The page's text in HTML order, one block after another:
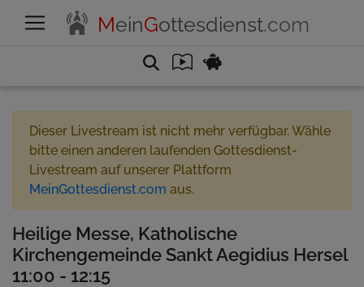
MeinGottesdienst.com
Dieser Livestream ist nicht mehr verfügbar. Wähle
bitte einen anderen laufenden Gottesdienst-
Livestream auf unserer Plattform
MeinGottesdienst.com aus.
Heilige Messe, Katholische
Kirchengemeinde Sankt Aegidius Hersel
11:00 - 12:15